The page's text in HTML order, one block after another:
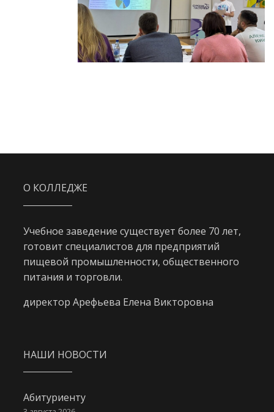
О КОЛЛЕДЖЕ
Учебное заведение существует более 70 лет,
готовит специалистов для предприятий
пищевой промышленности, общественного
питания и торговли.
директор Арефьева Елена Викторовна
НАШИ НОВОСТИ
Абитуриенту